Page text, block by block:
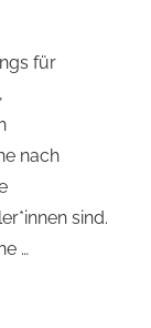
für
nach
sind.
…